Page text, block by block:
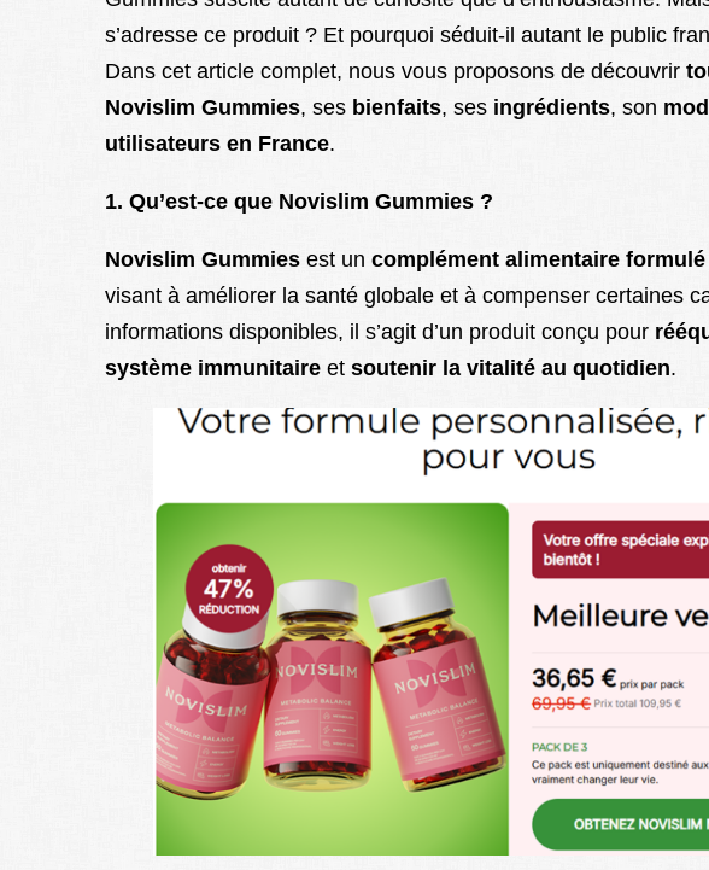
s’adresse ce produit ? Et pourquoi séduit-il autant le public
Dans cet article complet, nous vous proposons de découvrir
Novislim Gummies, ses bienfaits, ses ingrédients, son
utilisateurs en France.
1. Qu’est-ce que Novislim Gummies ?
Novislim Gummies est un complément alimentaire
visant à améliorer la santé globale et à compenser certaines
informations disponibles, il s’agit d’un produit conçu pour
système immunitaire et soutenir la vitalité au quotidien.